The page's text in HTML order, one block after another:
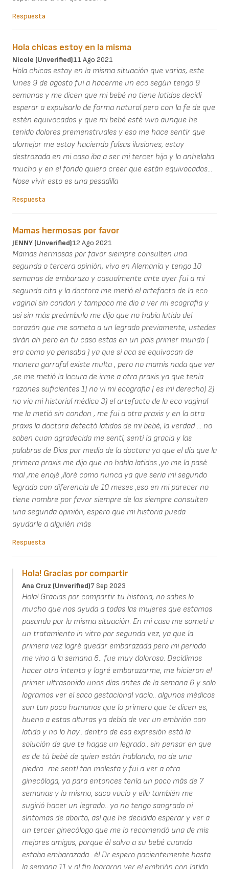
Respuesta
Hola chicas estoy en la misma
Nicole (unverified)11 Ago 2021
Hola chicas estoy en la misma situación que varias, este
lunes 9 de agosto fui a hacerme un eco según tengo 9
semanas y me dicen que mi bebé no tiene latidos decidí
esperar a expulsarlo de forma natural pero con la fe de que
estén equivocados y que mi bebé esté vivo aunque he
tenido dolores premenstruales y eso me hace sentir que
alomejor me estoy haciendo falsas ilusiones, estoy
destrozada en mi caso iba a ser mi tercer hijo y lo anhelaba
mucho y en el fondo quiero creer que están equivocados...
Nose vivir esto es una pesadilla
Respuesta
Mamas hermosas por favor
JENNY (unverified)12 Ago 2021
Mamas hermosas por favor siempre consulten una
segunda o tercera opinión, vivo en Alemanía y tengo 10
semanas de embarazo y casualmente ante ayer fui a mi
segunda cita y la doctora me metió el artefacto de la eco
vaginal sin condon y tampoco me dio a ver mi ecografia y
así sin más preámbulo me dijo que no había latido del
corazón que me someta a un legrado previamente, ustedes
dirán ah pero en tu caso estas en un país primer mundo (
era como yo pensaba ) ya que si aca se equivocan de
manera garrafal existe multa , pero no mamis nada que ver
,se me metió la locura de irme a otra praxis ya que tenía
razones suficientes 1) no vi mi ecografia ( es mi derecho) 2)
no vio mi historial médico 3) el artefacto de la eco vaginal
me la metió sin condon , me fui a otra praxis y en la otra
praxis la doctora detectó latidos de mi bebé, la verdad ... no
saben cuan agradecida me sentí, sentí la gracia y las
palabras de Dios por medio de la doctora ya que el día que la
primera praxis me dijo que no había latidos ,yo me la pasé
mal ,me enojé ,lloré como nunca ya que seria mi segundo
legrado con diferencia de 10 meses ,eso en mi parecer no
tiene nombre por favor siempre de los siempre consulten
una segunda opinión, espero que mi historia pueda
ayudarle a alguién más
Respuesta
Hola! Gracias por compartir
Ana Cruz (unverified)7 Sep 2023
Hola! Gracias por compartir tu historia, no sabes lo
mucho que nos ayuda a todas las mujeres que estamos
pasando por la misma situación. En mi caso me sometí a
un tratamiento in vitro por segunda vez, ya que la
primera vez logré quedar embarazada pero mi periodo
me vino a la semana 6.. fue muy doloroso. Decidimos
hacer otro intento y logré embarazarme, me hicieron el
primer ultrasonido unos días antes de la semana 6 y solo
logramos ver el saco gestacional vacío.. algunos médicos
son tan poco humanos que lo primero que te dicen es,
bueno a estas alturas ya debía de ver un embrión con
latido y no lo hay.. dentro de esa expresión está la
solución de que te hagas un legrado.. sin pensar en que
es de tú bebé de quien están hablando, no de una
piedra.. me sentí tan molesta y fui a ver a otra
ginecóloga, ya para entonces tenía un poco más de 7
semanas y lo mismo, saco vacío y ella también me
sugirió hacer un legrado.. yo no tengo sangrado ni
síntomas de aborto, así que he decidido esperar y ver a
un tercer ginecólogo que me lo recomendó una de mis
mejores amigas, porque él salvo a su bebé cuando
estaba embarazada.. él Dr espero pacientemente hasta